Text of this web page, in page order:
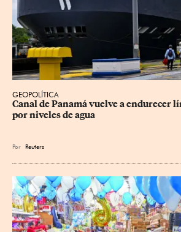
GEOPOLÍTICA
Canal de Panamá vuelve a endurecer
por niveles de agua
Por Reuters